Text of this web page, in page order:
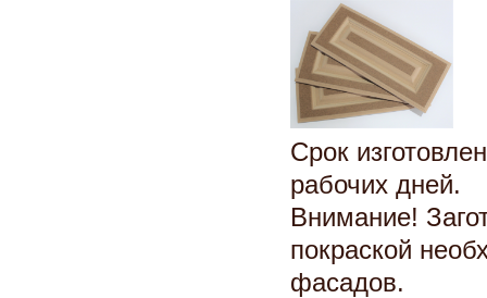
Срок
рабочих дней.
Внимание!
покраской
фасадов.